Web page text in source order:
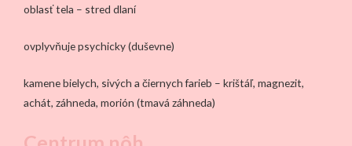
oblasť tela – stred dlaní
ovplyvňuje psychicky (duševne)
kamene bielych, sivých a čiernych farieb – krištáľ, magnezit,
achát, záhneda, morión (tmavá záhneda)